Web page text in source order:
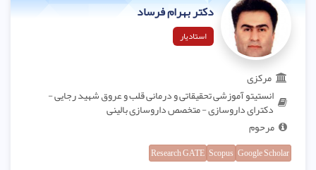
دکتر بهرام فرساد
استادیار
مرکزی
انستیتو آموزشی تحقیقاتی و درمانی قلب و عروق شهید رجایی -
دکترای داروسازی - متخصص داروسازی بالینی
مرحوم
Google Scholar
Scopus
Research GATE